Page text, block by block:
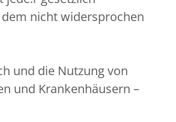
nicht widersprochen
und die Nutzung von
und Krankenhäusern –